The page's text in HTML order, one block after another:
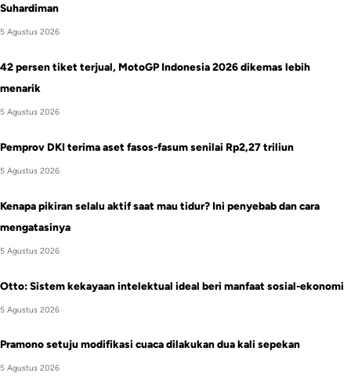
Suhardiman
5 Agustus 2026
42 persen tiket terjual, MotoGP Indonesia 2026 dikemas lebih
menarik
5 Agustus 2026
Pemprov DKI terima aset fasos-fasum senilai Rp2,27 triliun
5 Agustus 2026
Kenapa pikiran selalu aktif saat mau tidur? Ini penyebab dan cara
mengatasinya
5 Agustus 2026
Otto: Sistem kekayaan intelektual ideal beri manfaat sosial-ekonomi
5 Agustus 2026
Pramono setuju modifikasi cuaca dilakukan dua kali sepekan
5 Agustus 2026